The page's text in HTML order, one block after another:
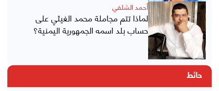
أحمد الشلفي
لماذا تتم مجاملة محمد الغيثي على
حساب بلد اسمه الجمهورية اليمنية؟
حائط